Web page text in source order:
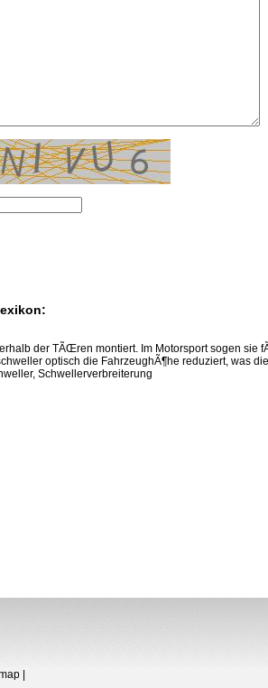
der TÃŒren montiert. Im Motorsport sogen sie
optisch die FahrzeughÃ¶he reduziert, was
Schwellerverbreiterung
|